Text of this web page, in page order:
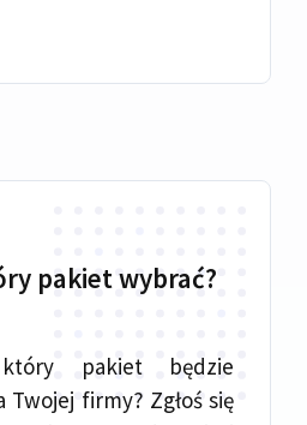
pakiet wybrać?
pakiet będzie
firmy? Zgłoś się